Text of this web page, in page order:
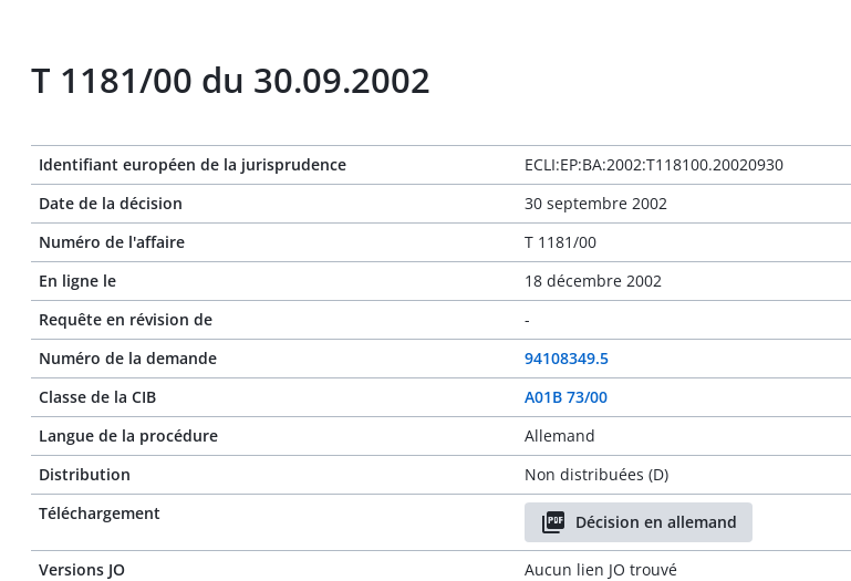
T 1181/00 du 30.09.2002
Identifiant européen de la jurisprudence
ECLI:EP:BA:2002:T118100.20020930
Date de la décision
30 septembre 2002
Numéro de l'affaire
T 1181/00
En ligne le
18 décembre 2002
Requête en révision de
-
Numéro de la demande
94108349.5
Classe de la CIB
A01B 73/00
Langue de la procédure
Allemand
Distribution
Non distribuées (D)
Téléchargement
Décision en allemand
Versions JO
Aucun lien JO trouvé